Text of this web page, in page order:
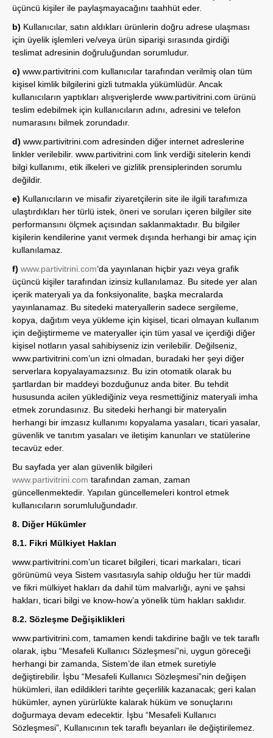
üçüncü kişiler ile paylaşmayacağını taahhüt eder.
b) Kullanıcılar, satın aldıkları ürünlerin doğru adrese ulaşması
için üyelik işlemleri ve/veya ürün siparişi sırasında girdiği
teslimat adresinin doğruluğundan sorumludur.
c) www.partivitrini.com kullanıcılar tarafından verilmiş olan tüm
kişisel kimlik bilgilerini gizli tutmakla yükümlüdür. Ancak
kullanıcıların yaptıkları alışverişlerde www.partivitrini.com ürünü
teslim edebilmek için kullanıcıların adını, adresini ve telefon
numarasını bilmek zorundadır.
d) www.partivitrini.com adresinden diğer internet adreslerine
linkler verilebilir. www.partivitrini.com link verdiği sitelerin kendi
bilgi kullanımı, etik ilkeleri ve gizlilik prensiplerinden sorumlu
değildir.
e) Kullanıcıların ve misafir ziyaretçilerin site ile ilgili tarafımıza
ulaştırdıkları her türlü istek, öneri ve soruları içeren bilgiler site
performansını ölçmek açısından saklanmaktadır. Bu bilgiler
kişilerin kendilerine yanıt vermek dışında herhangi bir amaç için
kullanılamaz.
f) www.partivitrini.com‘da yayınlanan hiçbir yazı veya grafik
üçüncü kişiler tarafından izinsiz kullanılamaz. Bu sitede yer alan
içerik materyali ya da fonksiyonalite, başka mecralarda
yayınlanamaz. Bu sitedeki materyallerin sadece sergileme,
kopya, dağıtım veya yükleme için kişisel, ticari olmayan kullanım
için değiştirmeme ve materyaller için tüm yasal ve içerdiği diğer
kişisel notların yasal sahibiyseniz izin verilebilir. Değilseniz,
www.partivitrini.com’un izni olmadan, buradaki her şeyi diğer
serverlara kopyalayamazsınız. Bu izin otomatik olarak bu
şartlardan bir maddeyi bozduğunuz anda biter. Bu tehdit
hususunda acilen yüklediğiniz veya resmettiğiniz materyali imha
etmek zorundasınız. Bu sitedeki herhangi bir materyalin
herhangi bir imzasız kullanımı kopyalama yasaları, ticari yasalar,
güvenlik ve tanıtım yasaları ve iletişim kanunları ve statülerine
tecavüz eder.
Bu sayfada yer alan güvenlik bilgileri
www.partivitrini.com tarafından zaman, zaman
güncellenmektedir. Yapılan güncellemeleri kontrol etmek
kullanıcıların sorumluluğundadır.
8. Diğer Hükümler
8.1. Fikri Mülkiyet Hakları
www.partivitrini.com’un ticaret bilgileri, ticari markaları, ticari
görünümü veya Sistem vasıtasıyla sahip olduğu her tür maddi
ve fikri mülkiyet hakları da dahil tüm malvarlığı, ayni ve şahsi
hakları, ticari bilgi ve know-how’a yönelik tüm hakları saklıdır.
8.2. Sözleşme Değişiklikleri
www.partivitrini.com , tamamen kendi takdirine bağlı ve tek taraflı
olarak, işbu “Mesafeli Kullanıcı Sözleşmesi”ni, uygun göreceği
herhangi bir zamanda, Sistem’de ilan etmek suretiyle
değiştirebilir. İşbu “Mesafeli Kullanıcı Sözleşmesi”nin değişen
hükümleri, ilan edildikleri tarihte geçerlilik kazanacak; geri kalan
hükümler, aynen yürürlükte kalarak hüküm ve sonuçlarını
doğurmaya devam edecektir. İşbu “Mesafeli Kullanıcı
Sözleşmesi”, Kullanıcının tek taraflı beyanları ile değiştirilemez.